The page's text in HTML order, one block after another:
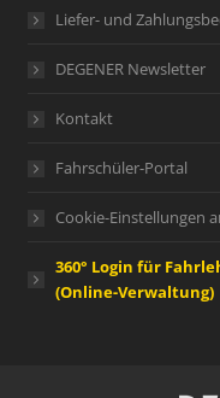
Liefer- und
DEGENER Newsletter
Kontakt
Fahrschüler-Portal
Cookie-Einstellungen
360° Login für
(Online-Verwaltung)